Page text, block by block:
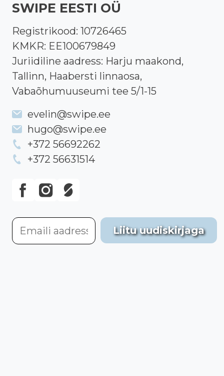
SWIPE EESTI OÜ
Registrikood: 10726465
KMKR: EE100679849
Juriidiline aadress: Harju maakond,
Tallinn, Haabersti linnaosa,
Vabaõhumuuseumi tee 5/1-15
evelin@swipe.ee
hugo@swipe.ee
+372 56692262
+372 56631514